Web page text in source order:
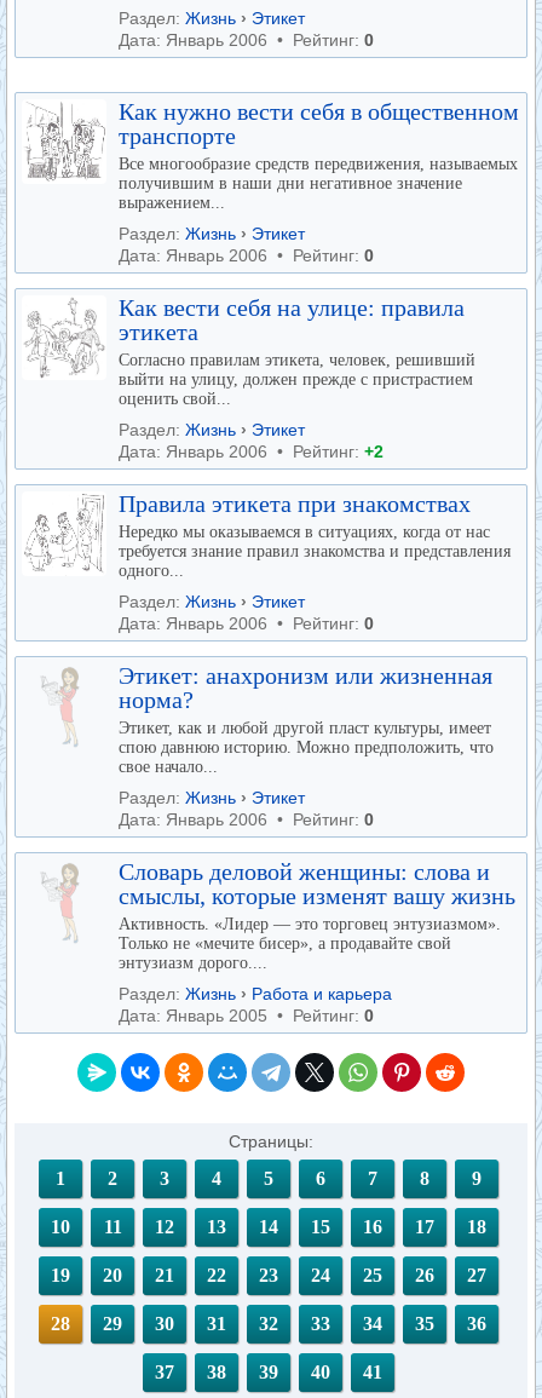
Раздел: Жизнь › Этикет
Дата: Январь 2006 • Рейтинг: 0
Как нужно вести себя в общественном
транспорте
Все многообразие средств передвижения, называемых
получившим в наши дни негативное значение
выражением...
Раздел: Жизнь › Этикет
Дата: Январь 2006 • Рейтинг: 0
Как вести себя на улице: правила
этикета
Согласно правилам этикета, человек, решивший
выйти на улицу, должен прежде с пристрастием
оценить свой...
Раздел: Жизнь › Этикет
Дата: Январь 2006 • Рейтинг: +2
Правила этикета при знакомствах
Нередко мы оказываемся в ситуациях, когда от нас
требуется знание правил знакомства и представления
одного...
Раздел: Жизнь › Этикет
Дата: Январь 2006 • Рейтинг: 0
Этикет: анахронизм или жизненная
норма?
Этикет, как и любой другой пласт культуры, имеет
спою давнюю историю. Можно предположить, что
свое начало...
Раздел: Жизнь › Этикет
Дата: Январь 2006 • Рейтинг: 0
Словарь деловой женщины: слова и
смыслы, которые изменят вашу жизнь
Активность. «Лидер — это торговец энтузиазмом».
Только не «мечите бисер», а продавайте свой
энтузиазм дорого....
Раздел: Жизнь › Работа и карьера
Дата: Январь 2005 • Рейтинг: 0
Страницы:
1 2 3 4 5 6 7 8 9
10 11 12 13 14 15 16 17 18
19 20 21 22 23 24 25 26 27
28 29 30 31 32 33 34 35 36
37 38 39 40 41